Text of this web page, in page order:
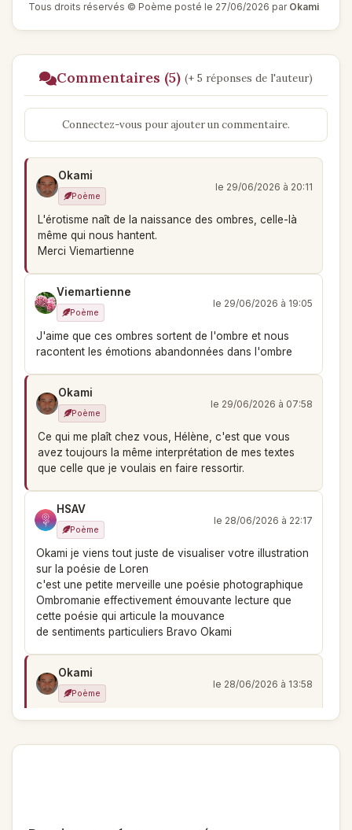
Tous droits réservés © Poème posté le 27/06/2026 par Okami
Commentaires (5) (+ 5 réponses de l'auteur)
Connectez-vous pour ajouter un commentaire.
Okami
Poème
le 29/06/2026 à 20:11
L'érotisme naît de la naissance des ombres, celle-là
même qui nous hantent.
Merci Viemartienne
Viemartienne
Poème
le 29/06/2026 à 19:05
J'aime que ces ombres sortent de l'ombre et nous
racontent les émotions abandonnées dans l'ombre
Okami
Poème
le 29/06/2026 à 07:58
Ce qui me plaît chez vous, Hélène, c'est que vous
avez toujours la même interprétation de mes textes
que celle que je voulais en faire ressortir.
HSAV
Poème
le 28/06/2026 à 22:17
Okami je viens tout juste de visualiser votre illustration
sur la poésie de Loren
c'est une petite merveille une poésie photographique
Ombromanie effectivement émouvante lecture que
cette poésie qui articule la mouvance
de sentiments particuliers Bravo Okami
Okami
Poème
le 28/06/2026 à 13:58
aux titans.